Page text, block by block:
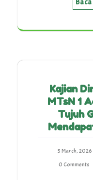
Kajian
MTsN 1
Tujuh
5 March, 2026
0 Comments